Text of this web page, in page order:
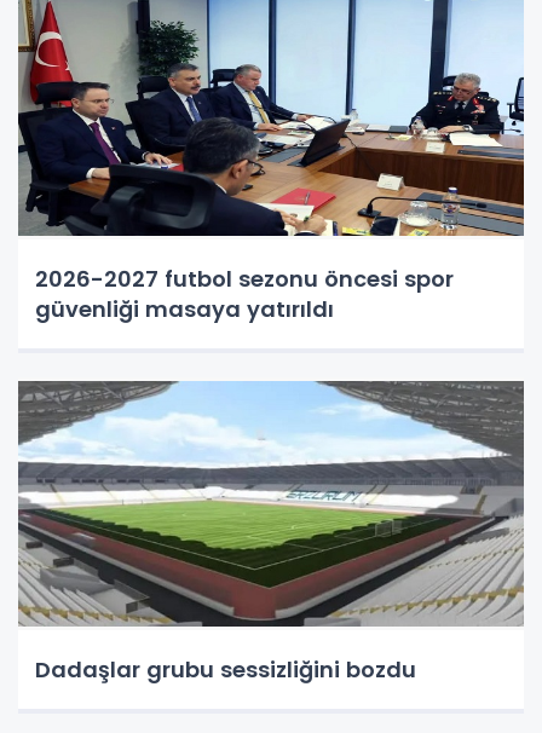
2026-2027 futbol sezonu öncesi spor
güvenliği masaya yatırıldı
Dadaşlar grubu sessizliğini bozdu